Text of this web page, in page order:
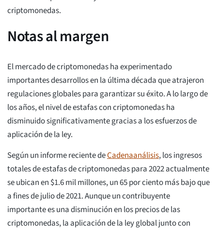
criptomonedas.
Notas al margen
El mercado de criptomonedas ha experimentado
importantes desarrollos en la última década que atrajeron
regulaciones globales para garantizar su éxito. A lo largo de
los años, el nivel de estafas con criptomonedas ha
disminuido significativamente gracias a los esfuerzos de
aplicación de la ley.
Según un informe reciente deCadenaanálisis, los ingresos
totales de estafas de criptomonedas para 2022 actualmente
se ubican en $1.6 mil millones, un 65 por ciento más bajo que
a fines de julio de 2021. Aunque un contribuyente
importante es una disminución en los precios de las
criptomonedas, la aplicación de la ley global junto con